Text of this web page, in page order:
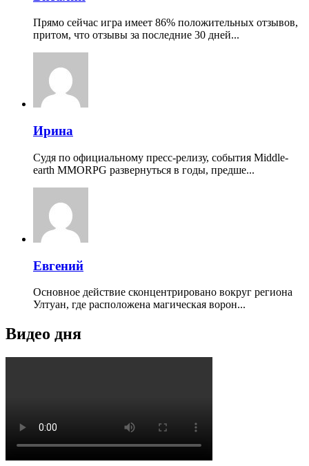
Прямо сейчас игра имеет 86% положительных отзывов,
притом, что отзывы за последние 30 дней...
Ирина
Судя по официальному пресс-релизу, события Middle-
earth MMORPG развернуться в годы, предше...
Евгений
Основное действие сконцентрировано вокруг региона
Ултуан, где расположена магическая ворон...
Видео дня